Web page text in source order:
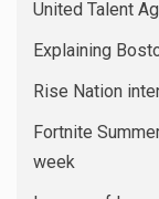
United Talent
Explaining
Rise Nation
Fortnite
week